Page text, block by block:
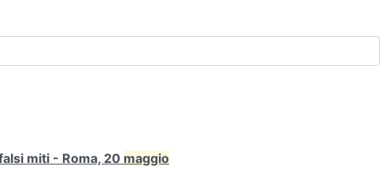
miti - Roma, 20 maggio